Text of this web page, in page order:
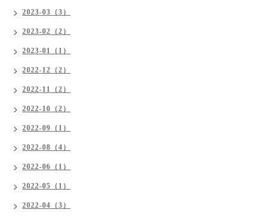
2023-03（3）
2023-02（2）
2023-01（1）
2022-12（2）
2022-11（2）
2022-10（2）
2022-09（1）
2022-08（4）
2022-06（1）
2022-05（1）
2022-04（3）